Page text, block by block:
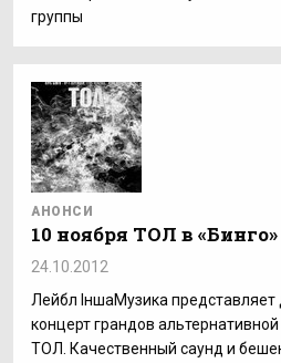
группы
АНОНСИ
10 ноября ТОЛ в «Бинго»
24.10.2012
Лейбл ІншаМузика
концерт грандов
ТОЛ. Качественный саунд и